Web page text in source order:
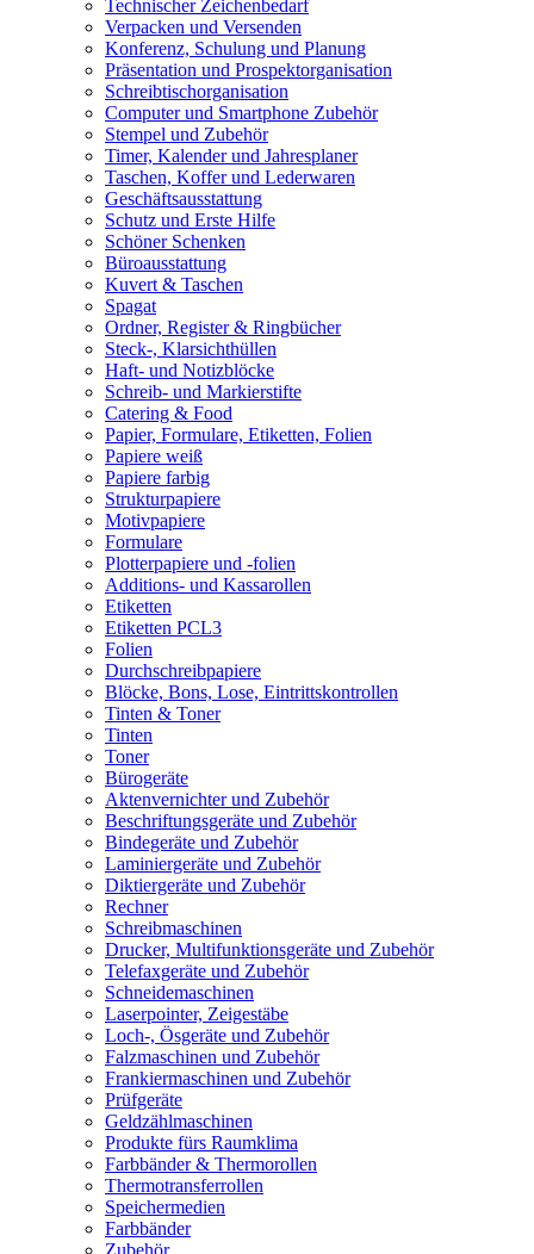
Technischer Zeichenbedarf
Verpacken und Versenden
Konferenz, Schulung und Planung
Präsentation und Prospektorganisation
Schreibtischorganisation
Computer und Smartphone Zubehör
Stempel und Zubehör
Timer, Kalender und Jahresplaner
Taschen, Koffer und Lederwaren
Geschäftsausstattung
Schutz und Erste Hilfe
Schöner Schenken
Büroausstattung
Kuvert & Taschen
Spagat
Ordner, Register & Ringbücher
Steck-, Klarsichthüllen
Haft- und Notizblöcke
Schreib- und Markierstifte
Catering & Food
Papier, Formulare, Etiketten, Folien
Papiere weiß
Papiere farbig
Strukturpapiere
Motivpapiere
Formulare
Plotterpapiere und -folien
Additions- und Kassarollen
Etiketten
Etiketten PCL3
Folien
Durchschreibpapiere
Blöcke, Bons, Lose, Eintrittskontrollen
Tinten & Toner
Tinten
Toner
Bürogeräte
Aktenvernichter und Zubehör
Beschriftungsgeräte und Zubehör
Bindegeräte und Zubehör
Laminiergeräte und Zubehör
Diktiergeräte und Zubehör
Rechner
Schreibmaschinen
Drucker, Multifunktionsgeräte und Zubehör
Telefaxgeräte und Zubehör
Schneidemaschinen
Laserpointer, Zeigestäbe
Loch-, Ösgeräte und Zubehör
Falzmaschinen und Zubehör
Frankiermaschinen und Zubehör
Prüfgeräte
Geldzählmaschinen
Produkte fürs Raumklima
Farbbänder & Thermorollen
Thermotransferrollen
Speichermedien
Farbbänder